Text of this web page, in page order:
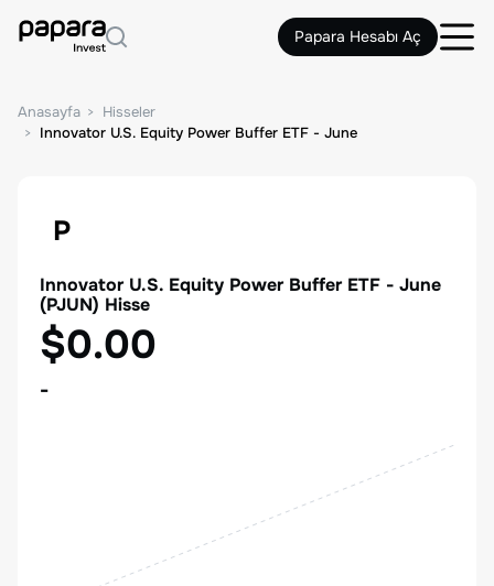
Papara Hesabı Aç
Anasayfa
Hisseler
Innovator U.S. Equity Power Buffer ETF - June
P
Innovator U.S. Equity Power Buffer ETF - June
(PJUN) Hisse
$0.00
-